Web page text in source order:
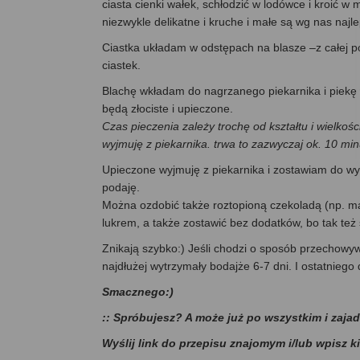
ciasta cienki wałek, schłodzić w lodówce i kroić w
niezwykle delikatne i kruche i małe są wg nas
Ciastka układam w odstępach na blasze –z całej
ciastek.
Blachę wkładam do nagrzanego piekarnika i
będą złociste i upieczone.
Czas pieczenia zależy trochę od kształtu i
wyjmuję z piekarnika. trwa to zazwyczaj ok. 10
Upieczone wyjmuję z piekarnika i zostawiam do
podaję.
Można ozdobić także roztopioną czekoladą (np.
lukrem, a także zostawić bez dodatków, bo tak
Znikają szybko:) Jeśli chodzi o sposób
najdłużej wytrzymały bodajże 6-7 dni. I
Smacznego:)
:: Spróbujesz? A może już po wszystkim i
Wyślij link do przepisu znajomym i/lub wpisz